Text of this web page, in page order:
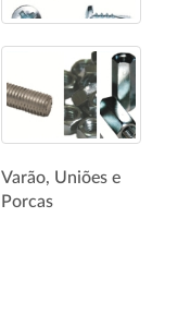
Varão, Uniões e
Porcas